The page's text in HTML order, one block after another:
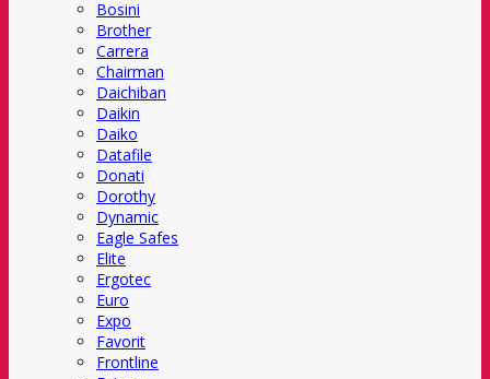
Bosini
Brother
Carrera
Chairman
Daichiban
Daikin
Daiko
Datafile
Donati
Dorothy
Dynamic
Eagle Safes
Elite
Ergotec
Euro
Expo
Favorit
Frontline